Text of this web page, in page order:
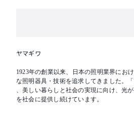
ヤマギワ
1923年の創業以来、日本の照明業界にお
な照明器具・技術を追求してきました。
、美しい暮らしと社会の実現に向け、光
を社会に提供し続けています。